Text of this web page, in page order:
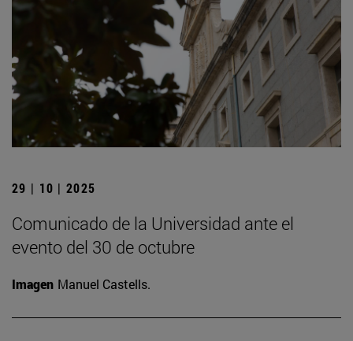
29 | 10 | 2025
Comunicado de la Universidad ante el
evento del 30 de octubre
Imagen Manuel Castells.